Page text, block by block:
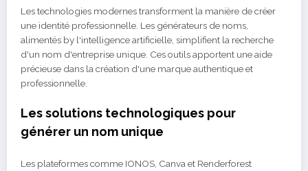
Les technologies modernes transforment la manière de créer
une identité professionnelle. Les générateurs de noms,
alimentés by l'intelligence artificielle, simplifient la recherche
d'un nom d'entreprise unique. Ces outils apportent une aide
précieuse dans la création d'une marque authentique et
professionnelle.
Les solutions technologiques pour
générer un nom unique
Les plateformes comme IONOS, Canva et Renderforest